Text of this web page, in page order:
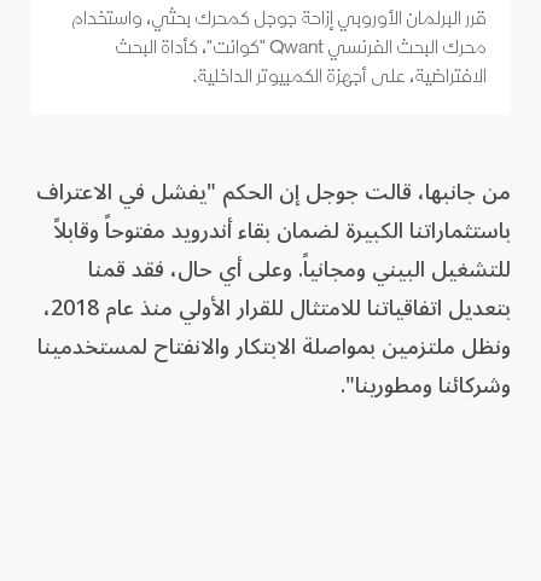
قرر البرلمان الأوروبي إزاحة جوجل كمحرك بحثي، واستخدام
محرك البحث الفرنسي Qwant "كوانت"، كأداة البحث
الافتراضية، على أجهزة الكمبيوتر الداخلية.
من جانبها، قالت جوجل إن الحكم "يفشل في الاعتراف
باستثماراتنا الكبيرة لضمان بقاء أندرويد مفتوحاً وقابلاً
للتشغيل البيني ومجانياً. وعلى أي حال، فقد قمنا
بتعديل اتفاقياتنا للامتثال للقرار الأولي منذ عام 2018،
ونظل ملتزمين بمواصلة الابتكار والانفتاح لمستخدمينا
وشركائنا ومطورينا".